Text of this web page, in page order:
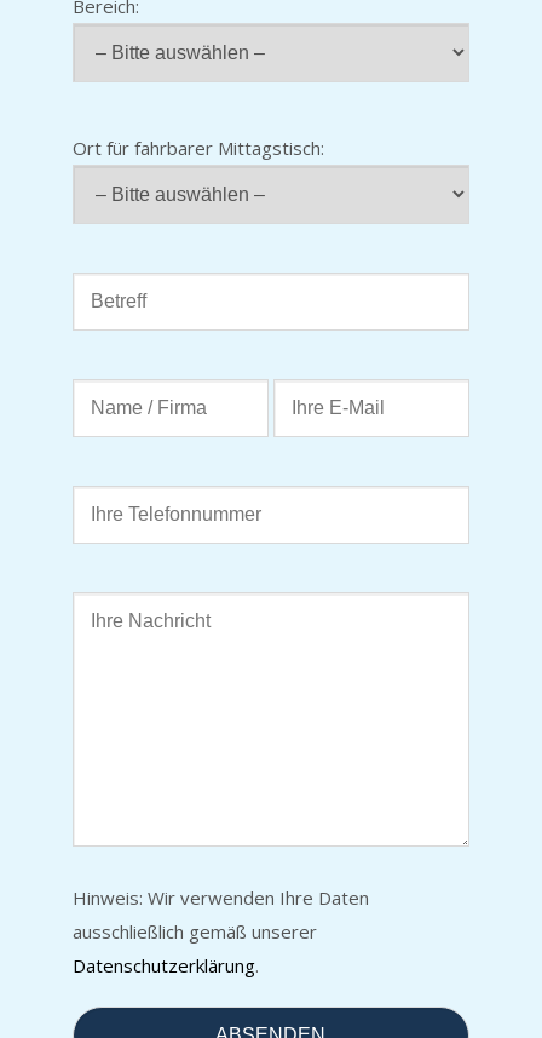
Bereich:
Ort für fahrbarer Mittagstisch:
Hinweis: Wir verwenden Ihre Daten
ausschließlich gemäß unserer
Datenschutzerklärung.